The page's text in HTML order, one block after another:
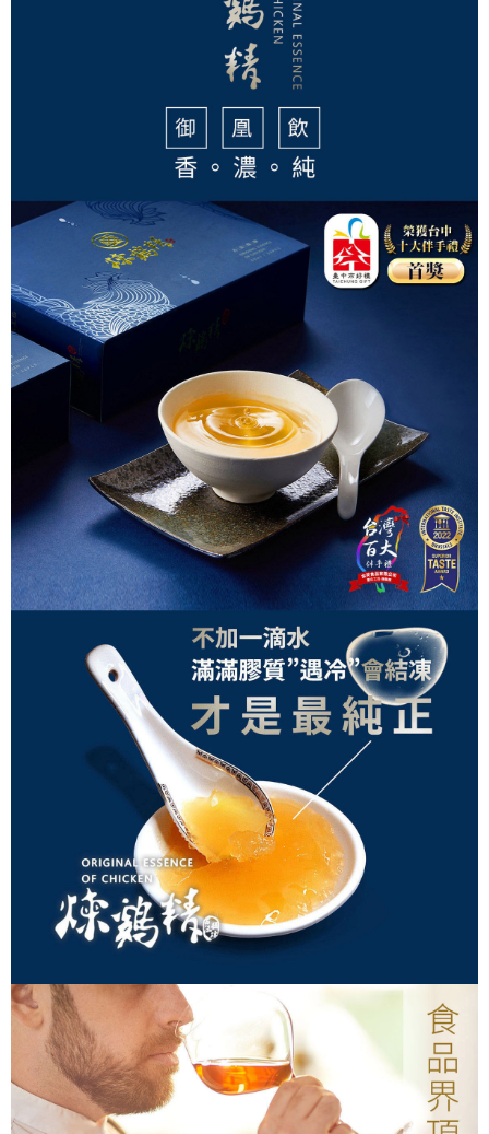
每筆NT$150，滿NT$3,000(含以上)免運費
每筆NT$150，滿NT$2,000(含以上)免運費